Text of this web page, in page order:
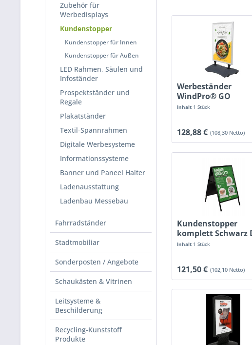
Zubehör für
Werbedisplays
Kundenstopper
Kundenstopper für Innen
Kundenstopper für Außen
LED Rahmen, Säulen und
Infoständer
Prospektständer und
Regale
Plakatständer
Textil-Spannrahmen
Digitale Werbesysteme
Informationssysteme
Banner und Paneel Halter
Ladenausstattung
Ladenbau Messebau
Fahrradständer
Stadtmobiliar
Sonderposten / Angebote
Schaukästen & Vitrinen
Leitsysteme &
Beschilderung
Recycling-Kunststoff
Produkte
Werbeständer
WindPro® GO
Inhalt 1 Stück
128,88 € (108,30 Netto)
Kundenstopper
komplett Schwarz
A1
Inhalt 1 Stück
121,50 € (102,10 Netto)